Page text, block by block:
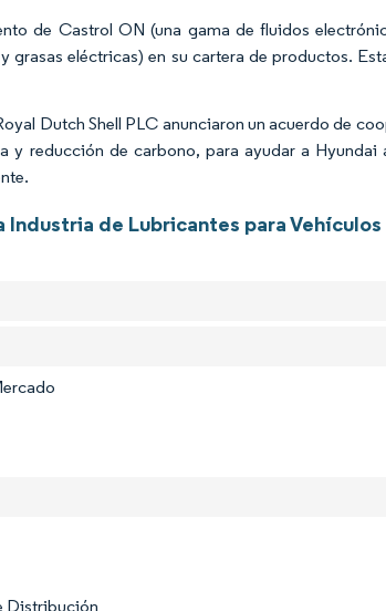
de Castrol ON (una gama de fluidos
grasas eléctricas) en su cartera de productos.
Dutch Shell PLC anunciaron un acuerdo de
y reducción de carbono, para ayudar a
de Lubricantes para
Distribución